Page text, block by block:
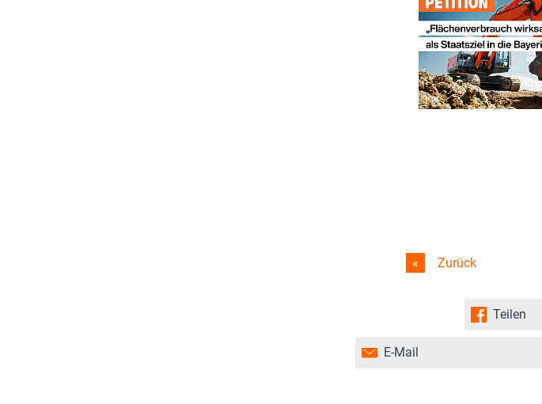
Zurück
Teilen
E-Mail